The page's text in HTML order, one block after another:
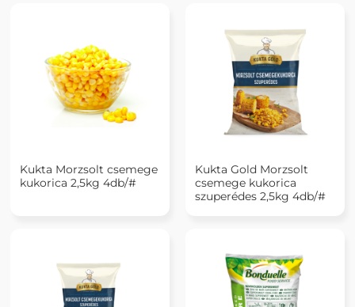
Kukta Morzsolt csemege
kukorica 2,5kg 4db/#
Kukta Gold Morzsolt
csemege kukorica
szuperédes 2,5kg 4db/#